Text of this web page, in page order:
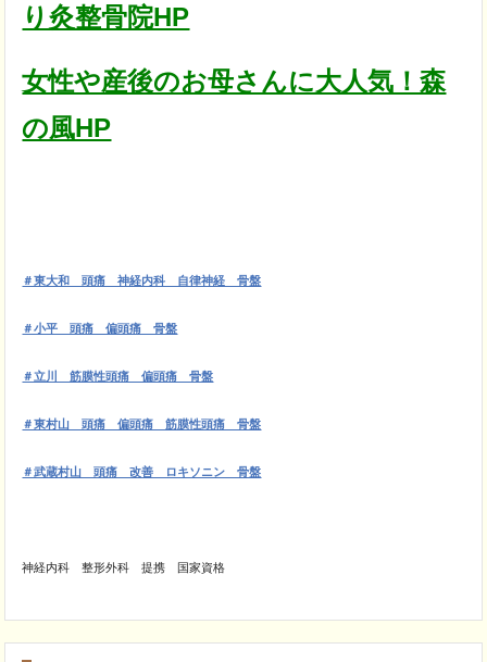
り灸整骨院HP
女性や産後のお母さんに大人気！森
の風HP
＃東大和 頭痛 神経内科 自律神経 骨盤
＃小平 頭痛 偏頭痛 骨盤
＃立川 筋膜性頭痛 偏頭痛 骨盤
＃東村山 頭痛 偏頭痛 筋膜性頭痛 骨盤
＃武蔵村山 頭痛 改善 ロキソニン 骨盤
神経内科 整形外科 提携 国家資格